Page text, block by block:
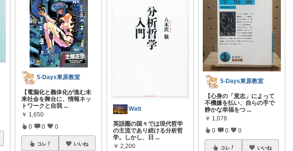
5-Days東原教室
【電脳化と義体化が進む未
来社会を舞台に、情報ネッ
トワークと自我 ...
￥ 1,650
0 0 0
コレ いいね
Watt
英語圏の国々では現代哲学
の主流であり続ける分析哲
学。しかし、日 ...
￥ 2,200
5-Days東原教室
【心身の「意志」によって
不機嫌を払い、自らの手で
静かな幸福をつ ...
￥ 1,078
0 0 0
コレ いいね